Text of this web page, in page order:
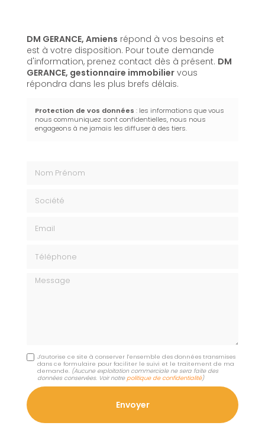
DM GERANCE, Amiens répond à vos besoins et
est à votre disposition. Pour toute demande
d'information, prenez contact dès à présent. DM
GERANCE, gestionnaire immobilier vous
répondra dans les plus brefs délais.
Protection de vos données : les informations que vous
nous communiquez sont confidentielles, nous nous
engageons à ne jamais les diffuser à des tiers.
Message
J'autorise ce site à conserver l'ensemble des données transmises
dans ce formulaire pour faciliter le suivi et le traitement de ma
demande. (Aucune exploitation commerciale ne sera faite des
données conservées. Voir notrepolitique de confidentialité)